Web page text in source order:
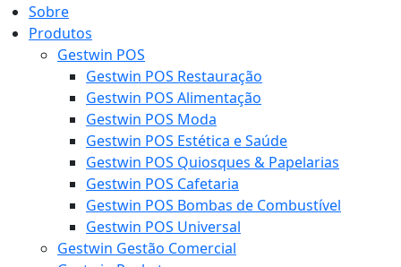
Sobre
Produtos
Gestwin POS
Gestwin POS Restauração
Gestwin POS Alimentação
Gestwin POS Moda
Gestwin POS Estética e Saúde
Gestwin POS Quiosques & Papelarias
Gestwin POS Cafetaria
Gestwin POS Bombas de Combustível
Gestwin POS Universal
Gestwin Gestão Comercial